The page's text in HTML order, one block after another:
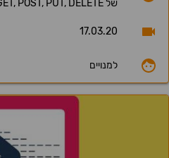
של GET, POST, PUT, DELETE
17.03.20
למנויים